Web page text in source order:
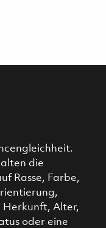
die
Rasse, Farbe,
Alter,
oder eine